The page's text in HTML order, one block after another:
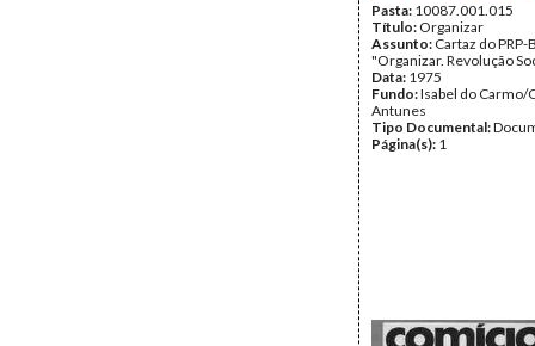
Pasta: 10087.001.015
Título: Organizar
Assunto: Cartaz do PRP-
"Organizar. Revolução
Data: 1975
Fundo:Isabel do Carmo/
Antunes
Tipo Documental:
Página(s): 1